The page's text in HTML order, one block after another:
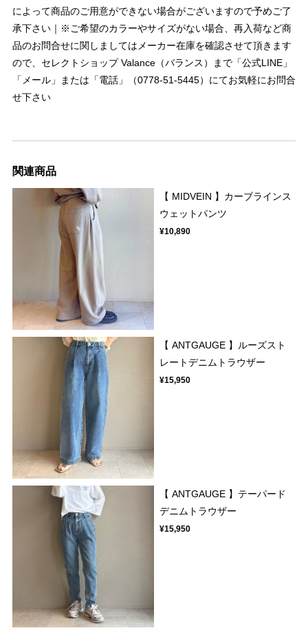
によって商品のご用意ができない場合がございますので予めご了
承下さい｜※ご希望のカラーやサイズがない場合、再入荷など商
品のお問合せに関しましてはメーカー在庫を確認させて頂きます
ので、セレクトショップ Valance（バランス）まで「公式LINE」
「メール」または「電話」（0778-51-5445）にてお気軽にお問合
せ下さい
関連商品
【 MIDVEIN 】カーブラインス
ウェットパンツ
¥10,890
【 ANTGAUGE 】ルーズスト
レートデニムトラウザー
¥15,950
【 ANTGAUGE 】テーパード
デニムトラウザー
¥15,950